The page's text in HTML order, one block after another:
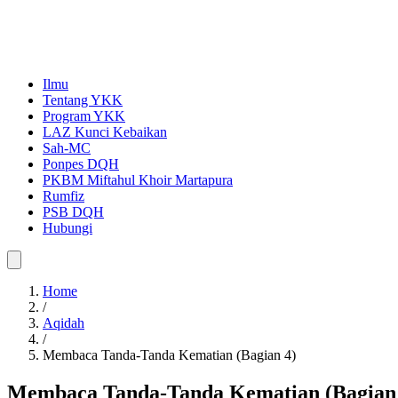
Ilmu
Tentang YKK
Program YKK
LAZ Kunci Kebaikan
Sah-MC
Ponpes DQH
PKBM Miftahul Khoir Martapura
Rumfiz
PSB DQH
Hubungi
Home
/
Aqidah
/
Membaca Tanda-Tanda Kematian (Bagian 4)
Membaca Tanda-Tanda Kematian